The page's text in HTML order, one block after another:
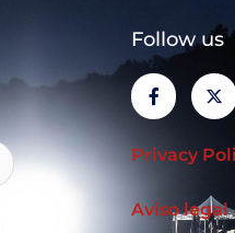
Follow us
F
a
c
b
k
-
X
-
t
i
e
r
Privacy
Aviso legal